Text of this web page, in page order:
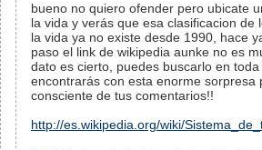
bueno no quiero ofender pero ubicate
la vida y verás que esa clasificacion de
la vida ya no existe desde 1990, hace
paso el link de wikipedia aunke no es
dato es cierto, puedes buscarlo en
encontrarás con esta enorme sorpresa
consciente de tus comentarios!!
http://es.wikipedia.org/wiki/